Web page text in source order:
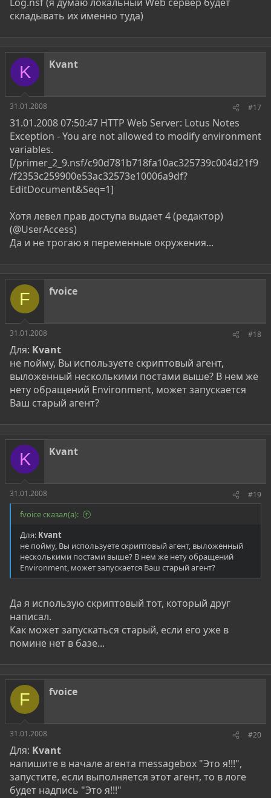
Log.nsf (я думаю локальный Web сервер будет
складывать их именно туда)
K Kvant
31.01.2008 #17
31.01.2008 07:50:47 HTTP Web Server: Lotus Notes
Exception - You are not allowed to modify environment
variables.
[/primer_2_9.nsf/c90d781b718fa10ac325739c004d21f9
/f2353c259900e53ac32573e10006a9df?
EditDocument&Seq=1]
Хотя левел прав доступа выдает 4 (редактор)
(@UserAccess)
Да и не трогаю я переменные окружения...
F fvoice
31.01.2008 #18
Для: Kvant
не пойму, Вы используете скриптовый агент,
выложенный несколькими постами выше? В нем же
нету обращений Environment, может запускается
Ваш старый агент?
K Kvant
31.01.2008 #19
fvoice сказал(а):
Для: Kvant
не пойму, Вы используете скриптовый агент, выложенный
несколькими постами выше? В нем же нету обращений
Environment, может запускается Ваш старый агент?
Да я использую скриптовый тот, который друг
написал.
Как может запускаться старый, если его уже в
помине нет в базе...
F fvoice
31.01.2008 #20
Для: Kvant
напишите в начале агента messagebox "Это я!!!",
запустите, если выполняется этот агент, то в логе
будет надпись "Это я!!!"